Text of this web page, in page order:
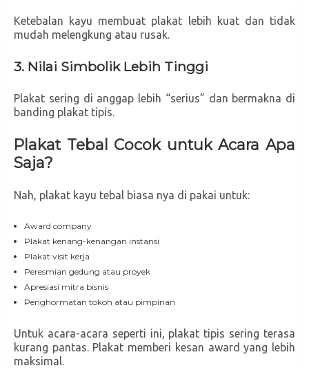
Ketebalan kayu membuat plakat lebih kuat dan tidak
mudah melengkung atau rusak.
3. Nilai Simbolik Lebih Tinggi
Plakat sering di anggap lebih “serius” dan bermakna di
banding plakat tipis.
Plakat Tebal Cocok untuk Acara Apa
Saja?
Nah, plakat kayu tebal biasa nya di pakai untuk:
Award company
Plakat kenang-kenangan instansi
Plakat visit kerja
Peresmian gedung atau proyek
Apresiasi mitra bisnis
Penghormatan tokoh atau pimpinan
Untuk acara-acara seperti ini, plakat tipis sering terasa
kurang pantas. Plakat memberi kesan award yang lebih
maksimal.